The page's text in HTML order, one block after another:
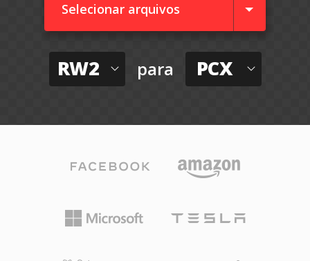
Selecionar arquivos
RW2 para PCX